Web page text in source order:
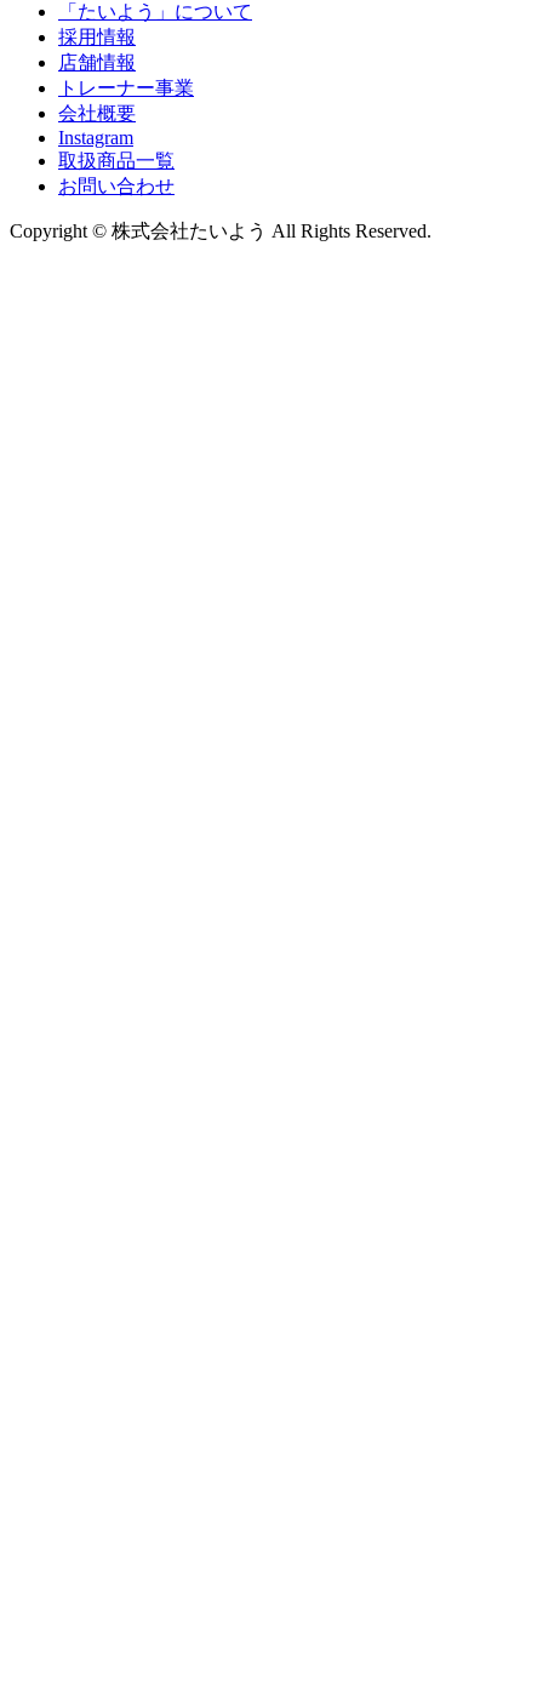
「たいよう」について
採用情報
店舗情報
トレーナー事業
会社概要
Instagram
取扱商品一覧
お問い合わせ
Copyright © 株式会社たいよう All Rights Reserved.